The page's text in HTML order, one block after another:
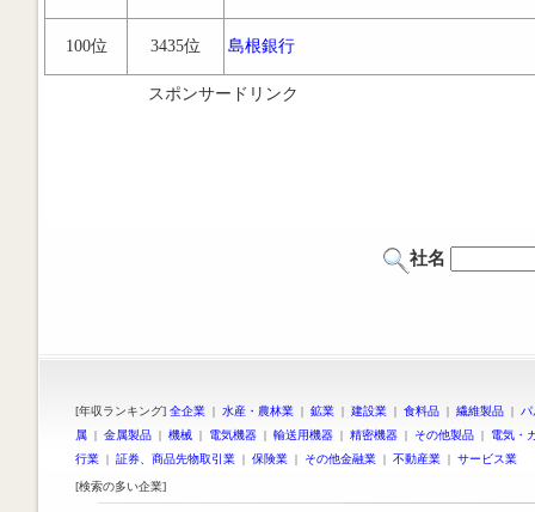
100位 3435位 島根銀行
スポンサードリンク
社名
[年収ランキング] 全企業 | 水産・農林業 | 鉱業 | 建設業 | 食料品 | 繊維製品 |
属 | 金属製品 | 機械 | 電気機器 | 輸送用機器 | 精密機器 | その他製品 | 電気・
行業 | 証券、商品先物取引業 | 保険業 | その他金融業 | 不動産業 | サービス業
[検索の多い企業]